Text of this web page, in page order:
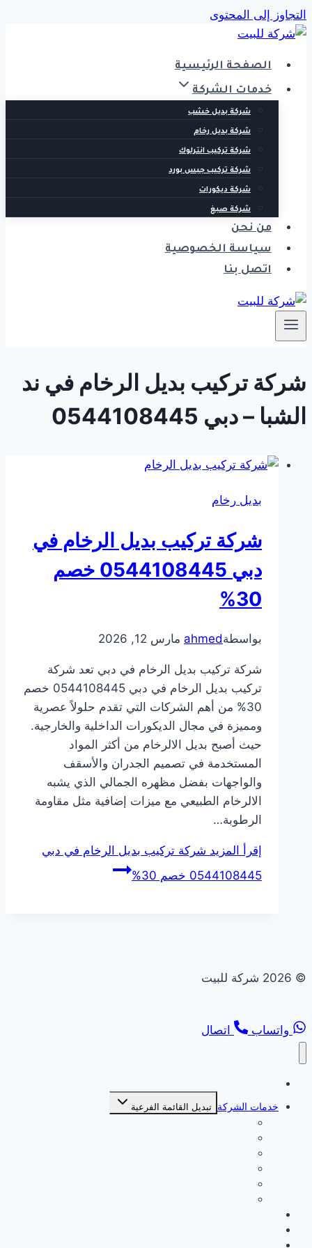
التجاوز إلى المحتوى
الصفحة الرئيسية
خدمات الشركة
شركة بديل خشب
شركة بديل رخام
شركة تركيب انترلوك
شركة تركيب جبس بورد
شركة ديكورات
شركة صبغ
من نحن
سياسة الخصوصية
اتصل بنا
شركة تركيب بديل الرخام في ند
الشبا – دبي 0544108445
بديل رخام
شركة تركيب بديل الرخام في
دبي 0544108445 خصم
30%
بواسطةahmed مارس 12, 2026
شركة تركيب بديل الرخام في دبي تعد شركة
تركيب بديل الرخام في دبي 0544108445 خصم
30% من أهم الشركات التي تقدم حلولاً عصرية
ومميزة في مجال الديكورات الداخلية والخارجية.
حيث أصبح بديل الالرخام من أكثر المواد
المستخدمة في تصميم الجدران والأسقف
والواجهات بفضل مظهره الجمالي الذي يشبه
الالرخام الطبيعي مع ميزات إضافية مثل مقاومة
الرطوبة…
إقرأ المزيد شركة تركيب بديل الرخام في دبي
0544108445 خصم 30%
© 2026 شركة للبيت
واتساب اتصال
خدمات الشركة تبديل القائمة الفرعية